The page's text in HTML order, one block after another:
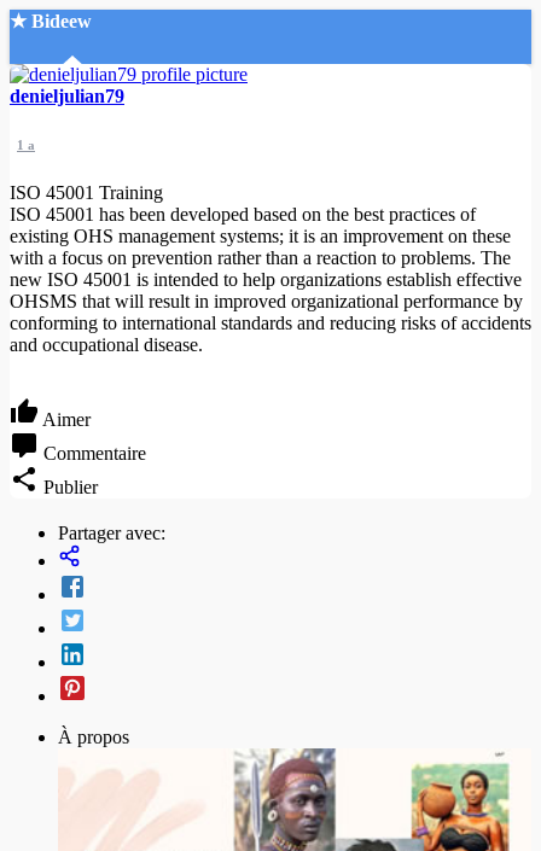
★ Bideew
Accueil
Recherche Avancée
Mon compte
Connexion
Créer un compte
denieljulian79
1 a
ISO 45001 Training
ISO 45001 has been developed based on the best practices of
existing OHS management systems; it is an improvement on these
with a focus on prevention rather than a reaction to problems. The
new ISO 45001 is intended to help organizations establish effective
OHSMS that will result in improved organizational performance by
conforming to international standards and reducing risks of accidents
and occupational disease.
Aimer
Commentaire
Publier
Partager avec:
À propos